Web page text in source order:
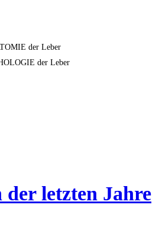
der Leber
der Leber
letzten Jahre